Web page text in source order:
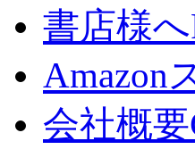
書店様へ
Amazon
会社概要